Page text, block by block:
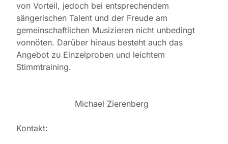
von Vorteil, jedoch bei entsprechendem
sängerischen Talent und der Freude am
gemeinschaftlichen Musizieren nicht unbedingt
vonnöten. Darüber hinaus besteht auch das
Angebot zu Einzelproben und leichtem
Stimmtraining.
Michael Zierenberg
Kontakt: